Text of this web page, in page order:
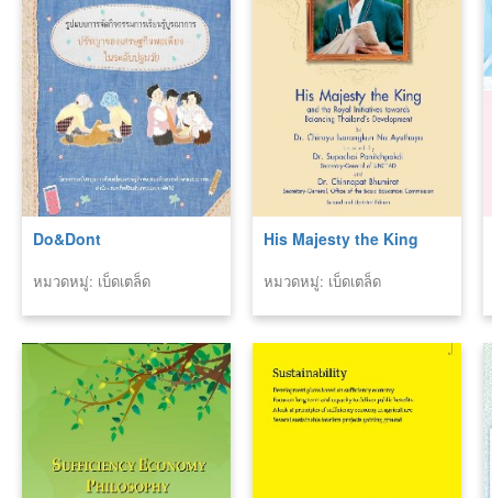
Do&Dont
หมวดหมู่: เบ็ดเตล็ด
His Majesty the King
หมวดหมู่: เบ็ดเตล็ด